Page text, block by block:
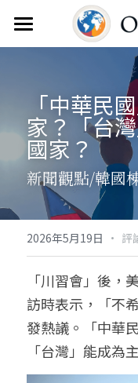
首頁
分類
焦點新聞
觀點評析
文教新聞
綜合生活
人物報導
國際財經
關於
服務
聯繫
訂閱電子報
FAQ
搜索
「中華民
家？「台
國家？
新聞觀點/韓國
2026年5月19日 · 評
「川習會」後，
訪時表示，「不
發熱議。「中華
「台灣」能成為